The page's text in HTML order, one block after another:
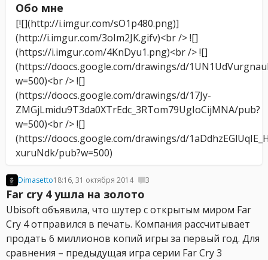
Обо мне
[![](http://i.imgur.com/sO1p480.png)]
(http://i.imgur.com/3oIm2JK.gifv)<br /> ![]
(https://i.imgur.com/4KnDyu1.png)<br /> ![]
(https://doocs.google.com/drawings/d/
w=500)<br /> ![]
(https://doocs.google.com/drawings/d/17Jy-
ZMGjLmidu9T3da0XTrEdc_3RTom79UgIoCijMNA/pub?
w=500)<br /> ![]
(https://doocs.google.com/drawings/d/
xuruNdk/pub?w=500)
Dimasetto18:16, 31 октября 2014 3
Far cry 4 ушла на золото
Ubisoft объявила, что шутер с открытым миром Far
Cry 4 отправился в печать. Компания рассчитывает
продать 6 миллионов копий игры за первый год. Для
сравнения – предыдущая игра серии Far Cry 3